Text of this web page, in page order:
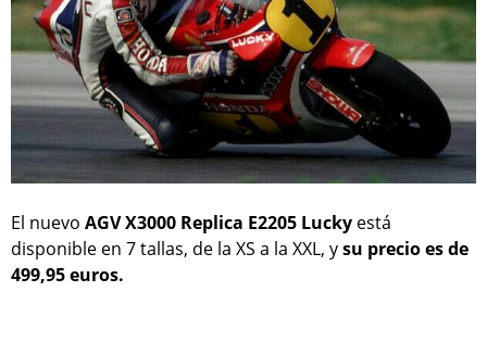
El nuevo AGV X3000 Replica E2205 Lucky está
disponible en 7 tallas, de la XS a la XXL, ysu precio es de
499,95 euros.